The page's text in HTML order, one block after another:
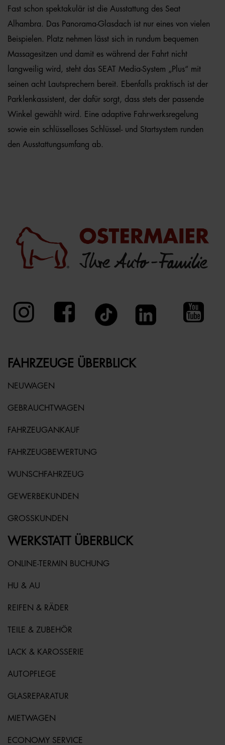
Fast schon spektakulär ist die Ausstattung des Seat
Alhambra. Das Panorama-Glasdach ist nur eines von vielen
Beispielen. Platz nehmen lässt sich in rundum bequemen
Massagesitzen und damit es während der Fahrt nicht
langweilig wird, steht das SEAT Media-System „Plus“ mit
seinen acht Lautsprechern bereit. Ebenfalls praktisch ist der
Parklenkassistent, der dafür sorgt, dass stets der passende
Winkel gewählt wird. Eine adaptive Fahrwerksregelung
sowie ein schlüsselloses Schlüssel- und Startsystem runden
den Ausstattungsumfang ab.
FAHRZEUGE ÜBERBLICK
NEUWAGEN
GEBRAUCHTWAGEN
FAHRZEUGANKAUF
FAHRZEUGBEWERTUNG
WUNSCHFAHRZEUG
GEWERBEKUNDEN
GROSSKUNDEN
WERKSTATT ÜBERBLICK
ONLINE-TERMIN BUCHUNG
HU & AU
REIFEN & RÄDER
TEILE & ZUBEHÖR
LACK & KAROSSERIE
AUTOPFLEGE
GLASREPARATUR
MIETWAGEN
ECONOMY SERVICE